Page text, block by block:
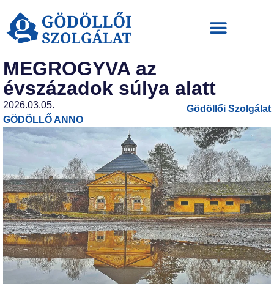
MEGROGYVA az
évszázadok súlya alatt
2026.03.05.
GÖDÖLLŐ ANNO
Gödöllői Szolgálat